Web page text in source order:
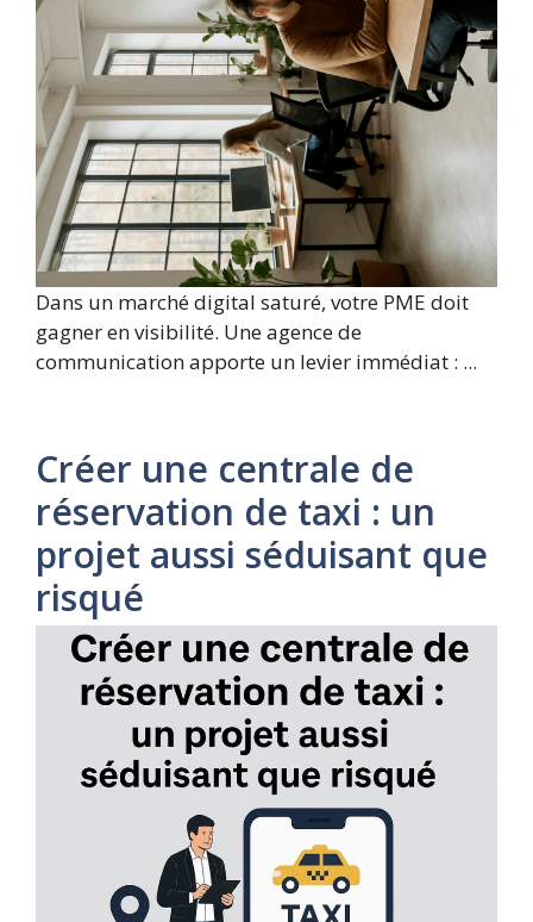
Dans un marché digital saturé, votre PME doit
gagner en visibilité. Une agence de
communication apporte un levier immédiat : ...
Créer une centrale de
réservation de taxi : un
projet aussi séduisant que
risqué